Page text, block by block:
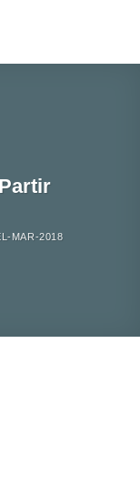
MAR-2018